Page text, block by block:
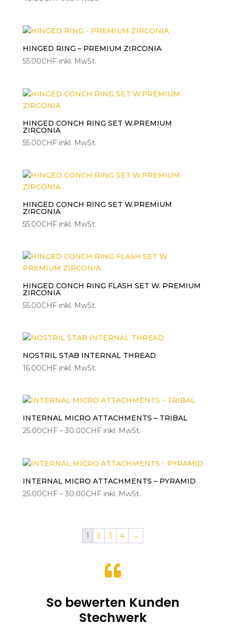
HINGED RING – PREMIUM ZIRCONIA
55.00CHF inkl. MwSt.
HINGED CONCH RING SET W.PREMIUM
ZIRCONIA
55.00CHF inkl. MwSt.
HINGED CONCH RING SET W.PREMIUM
ZIRCONIA
55.00CHF inkl. MwSt.
HINGED CONCH RING FLASH SET W. PREMIUM
ZIRCONIA
55.00CHF inkl. MwSt.
NOSTRIL STAB INTERNAL THREAD
16.00CHF inkl. MwSt.
INTERNAL MICRO ATTACHMENTS – TRIBAL
25.00CHF – 30.00CHFPreisspanne:
30.00CHF
inkl. MwSt.
INTERNAL MICRO ATTACHMENTS – PYRAMID
25.00CHF – 30.00CHFPreisspanne:
30.00CHF
inkl. MwSt.
1 2 3 4 →

So bewerten Kunden
Stechwerk